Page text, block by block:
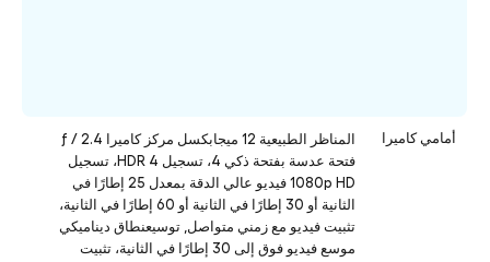
أمامي كاميرا
المناظر الطبيعية 12 ميجابكسل مركز كاميرا ƒ / 2.4
فتحة عدسة بفتحة ذكي 4، تسجيل HDR 4، تسجيل
1080p HD فيديو عالي الدقة بمعدل 25 إطارًا في
الثانية أو 30 إطارًا في الثانية أو 60 إطارًا في الثانية،
تثبيت فيديو مع زمني متواصل, توسيعنطاق ديناميكي
موسع فيديو فوق إلى 30 إطارًا في الثانية، تثبيت